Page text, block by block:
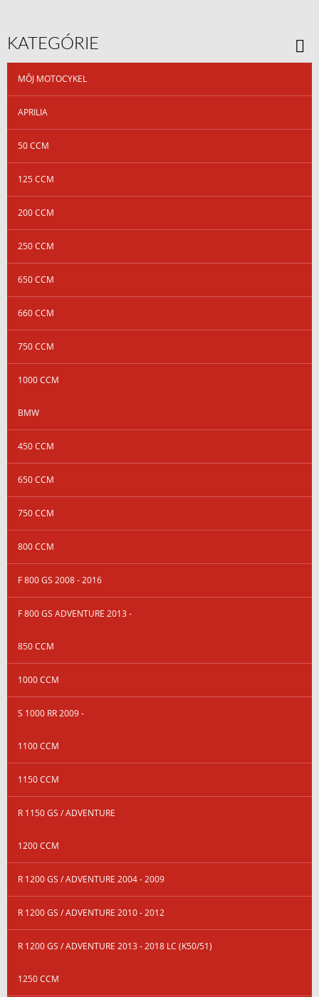
KATEGÓRIE
MÔJ MOTOCYKEL
APRILIA
50 CCM
125 CCM
200 CCM
250 CCM
650 CCM
660 CCM
750 CCM
1000 CCM
BMW
450 CCM
650 CCM
750 CCM
800 CCM
F 800 GS 2008 - 2016
F 800 GS ADVENTURE 2013 -
850 CCM
1000 CCM
S 1000 RR 2009 -
1100 CCM
1150 CCM
R 1150 GS / ADVENTURE
1200 CCM
R 1200 GS / ADVENTURE 2004 - 2009
R 1200 GS / ADVENTURE 2010 - 2012
R 1200 GS / ADVENTURE 2013 - 2018 LC (K50/51)
1250 CCM